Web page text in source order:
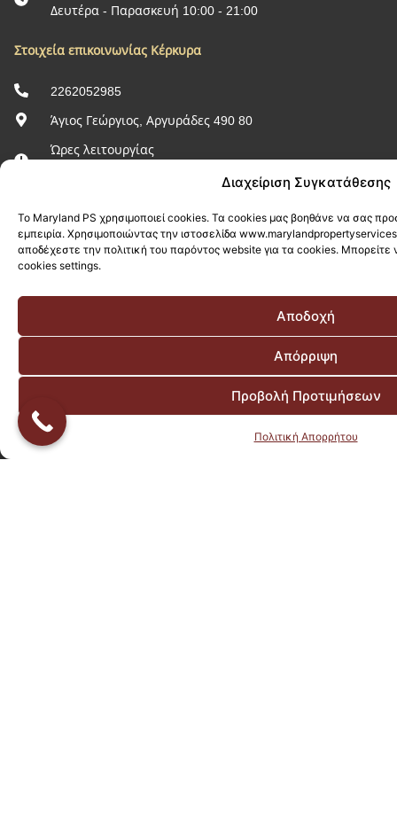
Διαχείριση Συγκατάθεσης
Το Maryland PS χρησιμοποιεί cookies. Τα cookies μας βοηθάνε να σας
εμπειρία. Χρησιμοποιώντας την ιστοσελίδα
αποδέχεστε την πολιτική του παρόντος website για τα cookies. Μπορείτε
cookies settings.
Αποδοχή
Απόρριψη
Προβολή Προτιμήσεων
Πολιτική Απορρήτου
Δευτέρα - Παρασκευή 10:00 - 21:00
Στοιχεία επικοινωνίας Κέρκυρα
2262052985
Άγιος Γεώργιος, Αργυράδες 490 80
Ώρες λειτουργίας
Χρήσιμα Links
Προσωπικά Δεδομένα